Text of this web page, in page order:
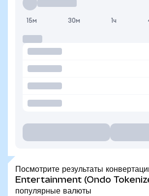
15м 30м 1ч
Посмотрите результаты
Entertainment (Ondo
популярные валюты